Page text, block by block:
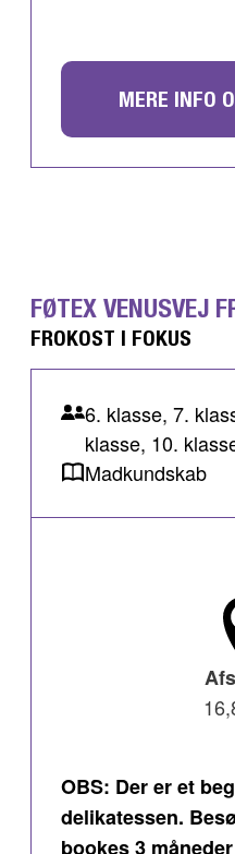
MERE INFO
FØTEX VENUSVEJ
FROKOST I FOKUS
6. klasse, 7.
klasse, 10.
Madkundskab
OBS: Der er et
delikatessen.
bookes 3